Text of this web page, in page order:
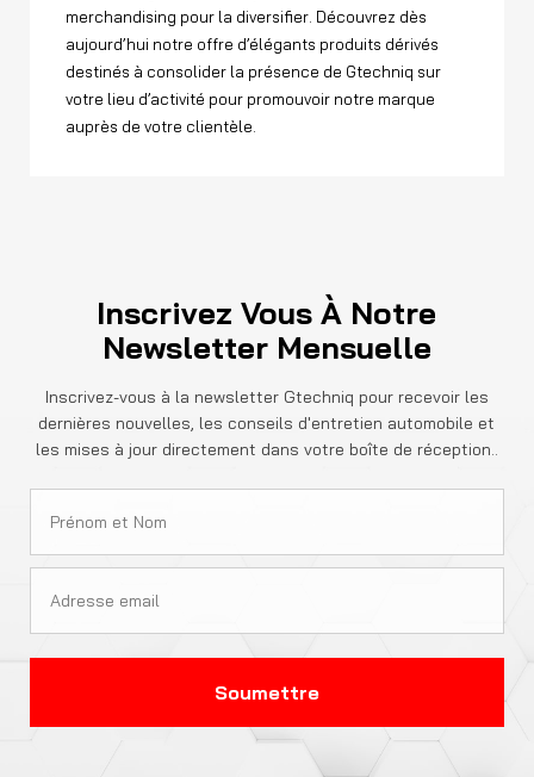
merchandising pour la diversifier. Découvrez dès
aujourd’hui notre offre d’élégants produits dérivés
destinés à consolider la présence de Gtechniq sur
votre lieu d’activité pour promouvoir notre marque
auprès de votre clientèle.
Inscrivez Vous À Notre
Newsletter Mensuelle
Inscrivez-vous à la newsletter Gtechniq pour recevoir les
dernières nouvelles, les conseils d'entretien automobile et
les mises à jour directement dans votre boîte de réception..